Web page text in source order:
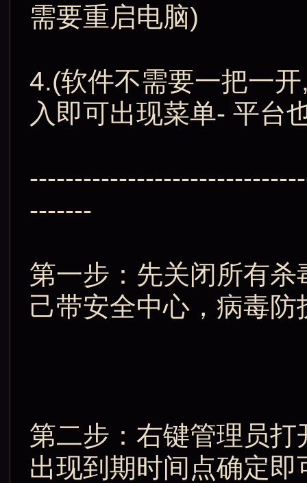
需要重启电脑)
4.(软件不需要一把一
入即可出现菜单- 平台
-------
第一步：先关闭所有
己带安全中心，病毒防
第二步：右键管理员
出现到期时间点确定即